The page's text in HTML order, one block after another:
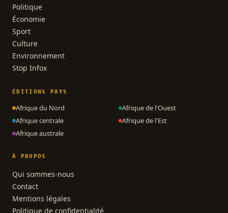
Politique
Économie
Sport
Culture
Environnement
Stop Infox
ÉDITIONS PAYS
Afrique du Nord
Afrique de l'Ouest
Afrique centrale
Afrique de l'Est
Afrique australe
À PROPOS
Qui sommes-nous
Contact
Mentions légales
Politique de confidentialité